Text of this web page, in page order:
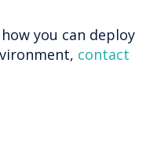
you can deploy
contact